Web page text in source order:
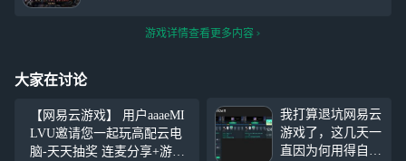
游戏详情查看更多内容
大家在讨论
【网易云游戏】 用户aaaeMI
LVU邀请您一起玩高配云电
脑-天天抽奖 连麦分享+游戏
我打算退坑网易云
游戏了，这几天一
直因为何用得自己